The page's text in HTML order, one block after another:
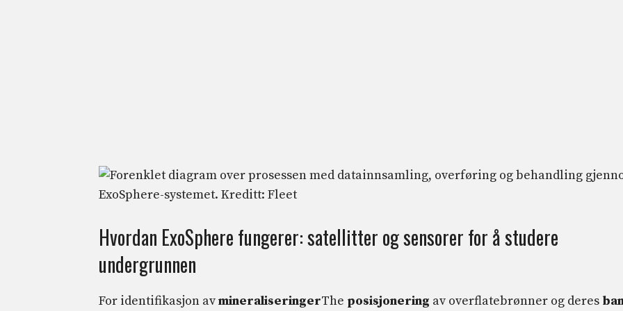
Hvordan ExoSphere fungerer: satellitter og sensorer for å studere
undergrunnen
For identifikasjon avmineraliseringerThe posisjonering av overflatebrønner og deres